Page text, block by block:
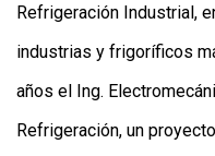
Refrigeración Industrial,
industrias y frigoríficos
años el Ing.
Refrigeración, un